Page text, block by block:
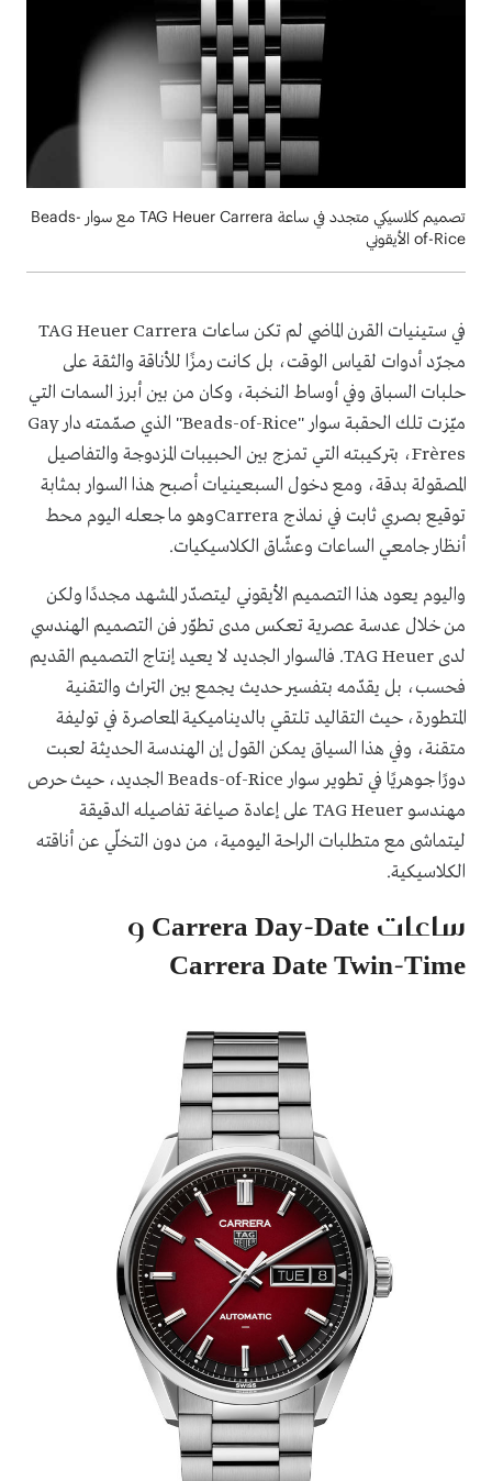
تصميم كلاسيكي متجدد في ساعة TAG Heuer Carrera مع سوار Beads-
of-Rice الأيقوني
في ستينيات القرن الماضي لم تكن ساعات TAG Heuer Carrera
مجرّد أدوات لقياس الوقت، بل كانت رمزًا للأناقة والثقة على
حلبات السباق وفي أوساط النخبة، وكان من بين أبرز السمات التي
ميّزت تلك الحقبة سوار "Beads-of-Rice" الذي صمّمته دار Gay
Frères، بتركيبته التي تمزج بين الحبيبات المزدوجة والتفاصيل
المصقولة بدقة، ومع دخول السبعينيات أصبح هذا السوار بمثابة
توقيع بصري ثابت في نماذج Carreraوهو ما جعله اليوم محط
أنظار جامعي الساعات وعشّاق الكلاسيكيات.
واليوم يعود هذا التصميم الأيقوني ليتصدّر المشهد مجددًا ولكن
من خلال عدسة عصرية تعكس مدى تطوّر فن التصميم الهندسي
لدى TAG Heuer. فالسوار الجديد لا يعيد إنتاج التصميم القديم
فحسب، بل يقدّمه بتفسير حديث يجمع بين التراث والتقنية
المتطورة، حيث التقاليد تلتقي بالديناميكية المعاصرة في توليفة
متقنة، وفي هذا السياق يمكن القول إن الهندسة الحديثة لعبت
دورًا جوهريًا في تطوير سوار Beads-of-Rice الجديد، حيث حرص
مهندسو TAG Heuer على إعادة صياغة تفاصيله الدقيقة
ليتماشى مع متطلبات الراحة اليومية، من دون التخلّي عن أناقته
الكلاسيكية.
ساعات Carrera Day-Date و
Carrera Date Twin-Time